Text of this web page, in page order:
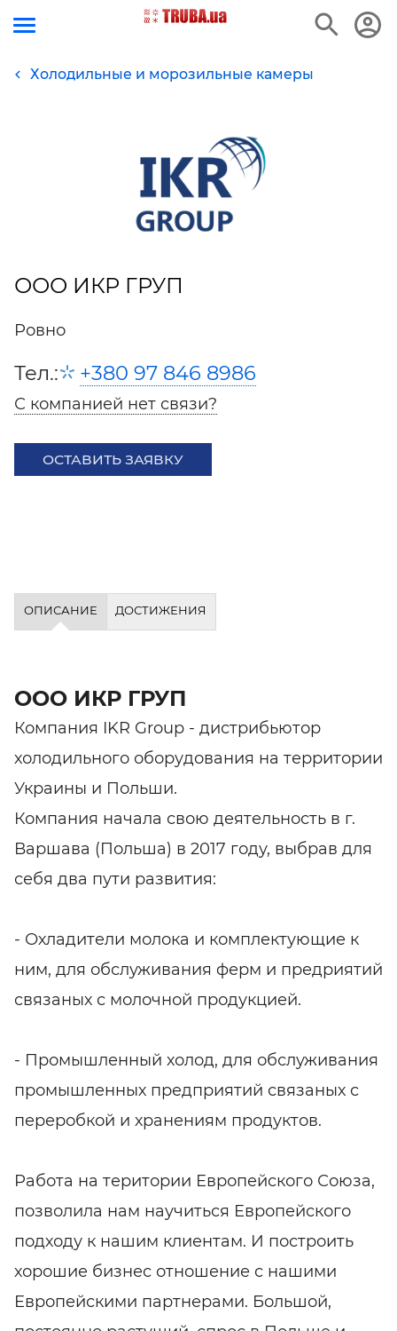
Холодильные и морозильные камеры
ООО ИКР ГРУП
Ровно
Тел.: +380 97 846 8986
С компанией нет связи?
ОСТАВИТЬ ЗАЯВКУ
ОПИСАНИЕ ДОСТИЖЕНИЯ
ООО ИКР ГРУП
Компания IKR Group - дистрибьютор
холодильного оборудования на территории
Украины и Польши.
Компания начала свою деятельность в г.
Варшава (Польша) в 2017 году, выбрав для
себя два пути развития:
- Охладители молока и комплектующие к
ним, для обслуживания ферм и предриятий
связаных с молочной продукцией.
- Промышленный холод, для обслуживания
промышленных предприятий связаных с
переробкой и хранениям продуктов.
Работа на територии Европейского Союза,
позволила нам научиться Европейского
подходу к нашим клиентам. И построить
хорошие бизнес отношение с нашими
Европейскими партнерами. Большой,